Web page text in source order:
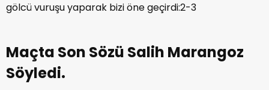
gölcü vuruşu yaparak bizi öne geçirdi:2-3
Maçta Son Sözü Salih Marangoz
Söyledi.